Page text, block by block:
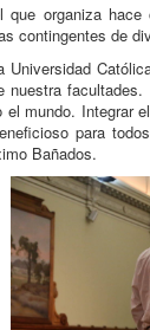
que organiza
contingentes de
nuestra
mundo. Integrar
para
Bañados.